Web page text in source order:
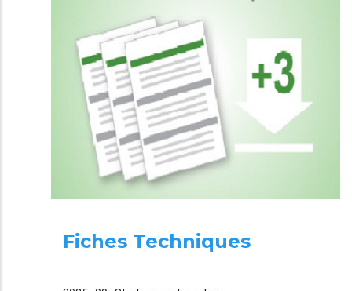
Fiches Techniques